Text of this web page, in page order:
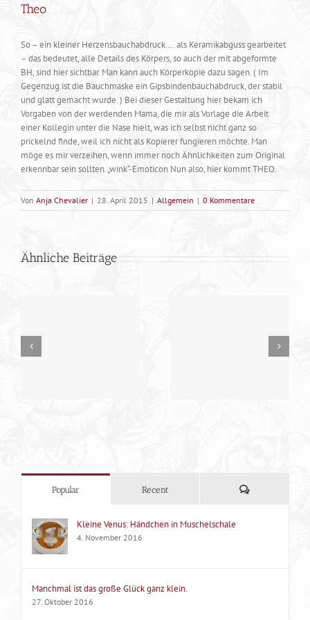
Theo
So – ein kleiner Herzensbauchabdruck…. als Keramikabguss gearbeitet
– das bedeutet, alle Details des Körpers, so auch der mit abgeformte
BH, sind hier sichtbar. Man kann auch Körperkopie dazu sagen. ( Im
Gegenzug ist die Bauchmaske ein Gipsbindenbauchabdruck, der stabil
und glatt gemacht wurde. ) Bei dieser Gestaltung hier bekam ich
Vorgaben von der werdenden Mama, die mir als Vorlage die Arbeit
einer Kollegin unter die Nase hielt, was ich selbst nicht ganz so
prickelnd finde, weil ich nicht als Kopierer fungieren möchte. Man
möge es mir verzeihen, wenn immer noch Ähnlichkeiten zum Original
erkennbar sein sollten. „wink“-Emoticon Nun also, hier kommt THEO.
Von Anja Chevalier | 28. April 2015 | Allgemein | 0 Kommentare
Ähnliche Beiträge
Popular Recent Kommentare
Kleine Venus: Händchen in Muschelschale
4. November 2016
Manchmal ist das große Glück ganz klein.
27. Oktober 2016